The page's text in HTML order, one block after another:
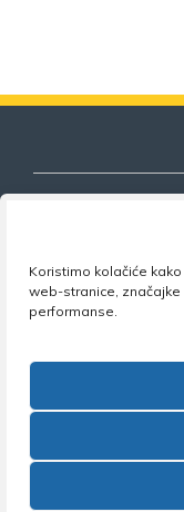
Koristimo kolačiće
web-stranice,
performanse.
Nezavisni
obrazovanja